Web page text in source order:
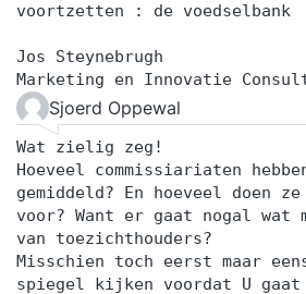
heftruckcertificaat behalen.
voortzetten : de voedselbank
Jos Steynebrugh
Marketing en Innovatie
Sjoerd Oppewal
Wat zielig zeg!
Hoeveel commissiariaten
gemiddeld? En hoeveel doen
voor? Want er gaat nogal
van toezichthouders?
Misschien toch eerst maar
spiegel kijken voordat U gaat